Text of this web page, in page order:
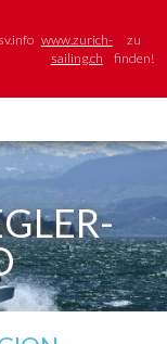
www.zurich-
sailing.ch
zu
finden!